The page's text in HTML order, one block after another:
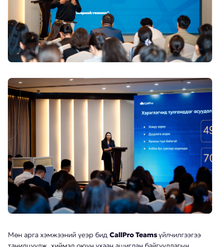
Мөн арга хэмжээний үеэр бид CallPro Teamsүйлчилгээгээ